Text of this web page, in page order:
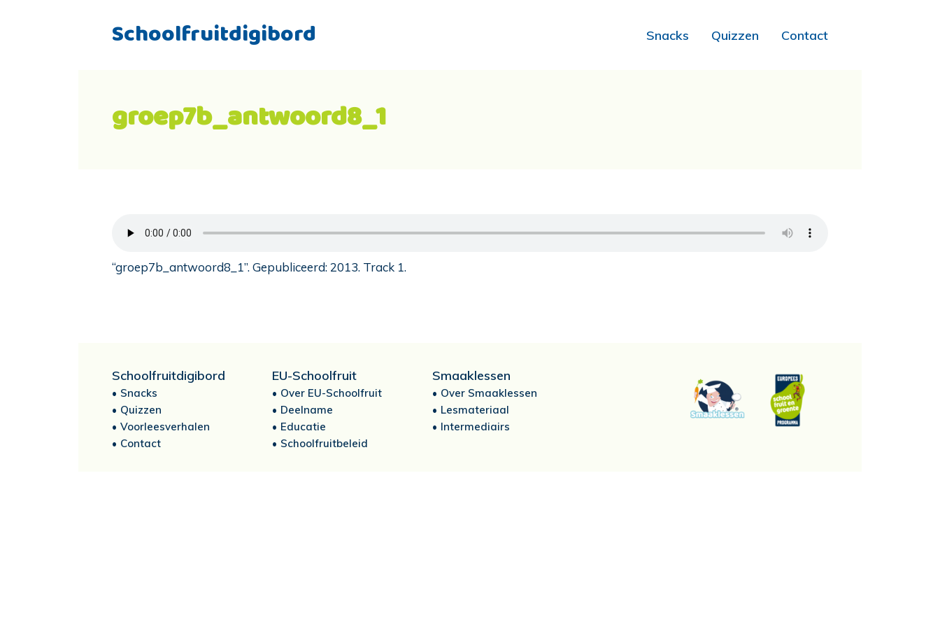
Schoolfruitdigibord Snacks Quizzen Contact
groep7b_antwoord8_1
“groep7b_antwoord8_1”. Gepubliceerd: 2013. Track 1.
Schoolfruitdigibord
Snacks
Quizzen
Voorleesverhalen
Contact
EU-Schoolfruit
Over EU-Schoolfruit
Deelname
Educatie
Schoolfruitbeleid
Smaaklessen
Over Smaaklessen
Lesmateriaal
Intermediairs